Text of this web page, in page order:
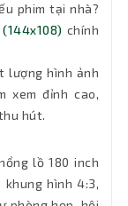
phim tại nhà?
chính
lượng hình ảnh
xem đỉnh cao,
hút.
lồ 180 inch
khung hình 4:3,